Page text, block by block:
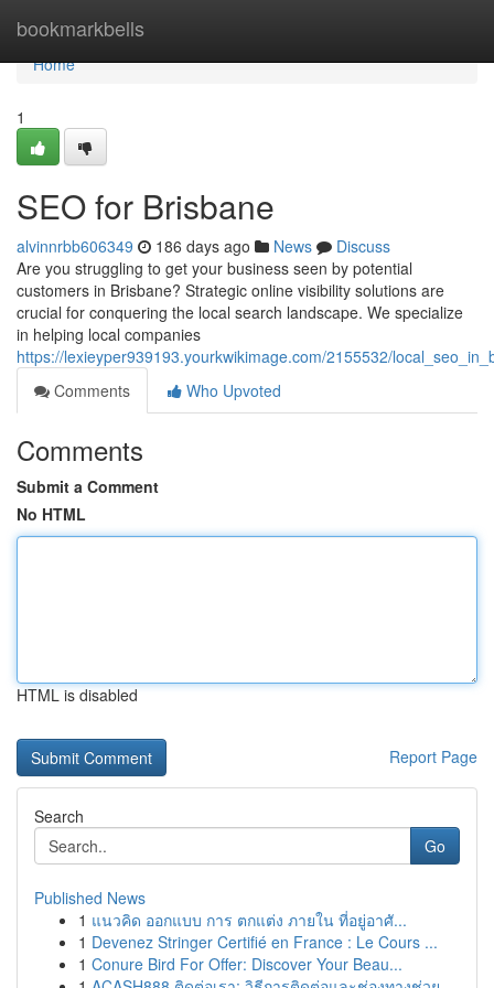
bookmarkbells
Home
Home
1
SEO for Brisbane
alvinnrbb606349 186 days ago News
Discuss
Are you struggling to get your business seen by potential
customers in Brisbane? Strategic online visibility solutions are
crucial for conquering the local search landscape. We specialize
in helping local companies
https://lexieyper939193.yourkwikimage.com/2155532/
Comments
Who Upvoted
Comments
Submit a Comment
No HTML
HTML is disabled
Report Page
Search
Go
Published News
1 แนวคิด ออกแบบ การ ตกแต่ง ภายใน ที่อยู่อาศั...
1 Devenez Stringer Certifié en France : Le Cours ...
1 Conure Bird For Offer: Discover Your Beau...